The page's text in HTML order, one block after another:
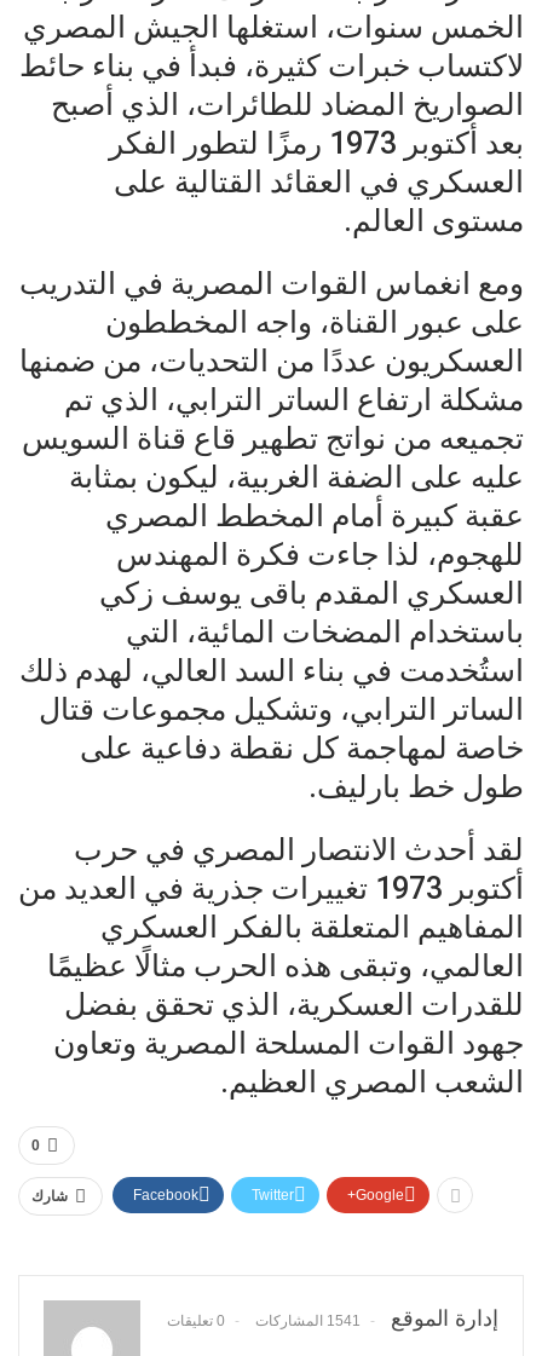
الخمس سنوات، استغلها الجيش المصري
لاكتساب خبرات كثيرة، فبدأ في بناء حائط
الصواريخ المضاد للطائرات، الذي أصبح
بعد أكتوبر 1973 رمزًا لتطور الفكر
العسكري في العقائد القتالية على
مستوى العالم.
ومع انغماس القوات المصرية في التدريب
على عبور القناة، واجه المخططون
العسكريون عددًا من التحديات، من ضمنها
مشكلة ارتفاع الساتر الترابي، الذي تم
تجميعه من نواتج تطهير قاع قناة السويس
عليه على الضفة الغربية، ليكون بمثابة
عقبة كبيرة أمام المخطط المصري
للهجوم، لذا جاءت فكرة المهندس
العسكري المقدم باقى يوسف زكي
باستخدام المضخات المائية، التي
استُخدمت في بناء السد العالي، لهدم ذلك
الساتر الترابي، وتشكيل مجموعات قتال
خاصة لمهاجمة كل نقطة دفاعية على
طول خط بارليف.
لقد أحدث الانتصار المصري في حرب
أكتوبر 1973 تغييرات جذرية في العديد من
المفاهيم المتعلقة بالفكر العسكري
العالمي، وتبقى هذه الحرب مثالًا عظيمًا
للقدرات العسكرية، الذي تحقق بفضل
جهود القوات المسلحة المصرية وتعاون
الشعب المصري العظيم.
0
شارك Facebook Twitter Google+
إدارة الموقع 1541 المشاركات 0 تعليقات